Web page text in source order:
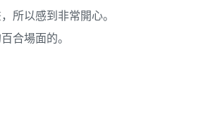
所以感到非常開心。
合場面的。